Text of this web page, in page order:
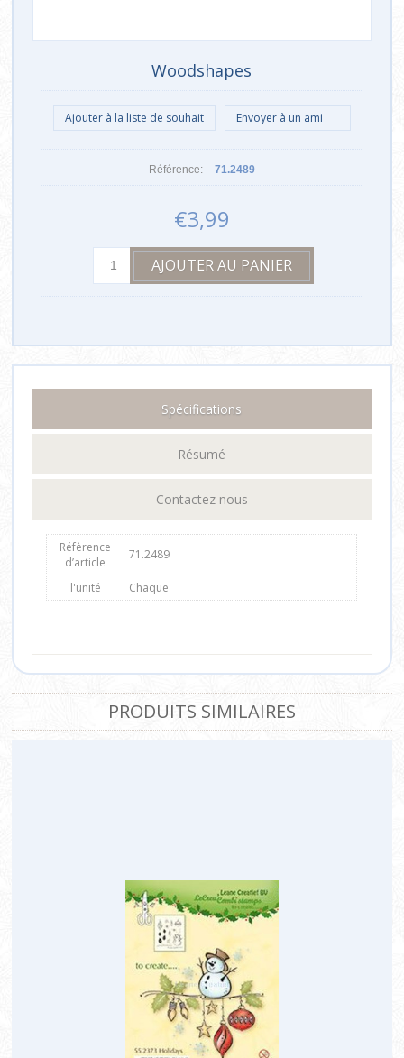
Woodshapes
Référence: 71.2489
€3,99
Spécifications
Résumé
Contactez nous
Réfèrence
d’article
71.2489
l'unité Chaque
PRODUITS SIMILAIRES